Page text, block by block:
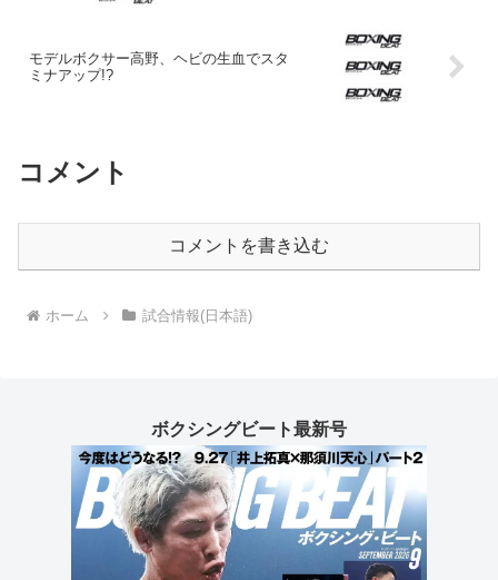
モデルボクサー高野、ヘビの生血でスタ
ミナアップ!?
コメント
コメントを書き込む
ホーム 試合情報(日本語)
ボクシングビート最新号